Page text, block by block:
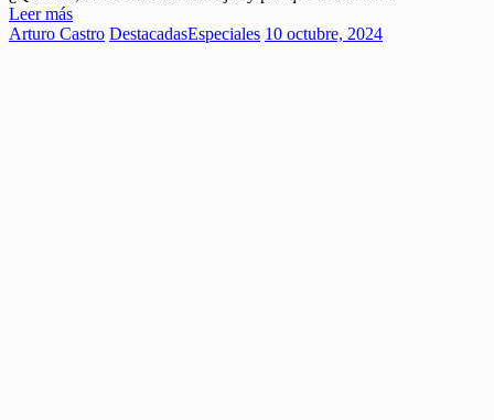
Leer más
Arturo Castro DestacadasEspeciales 10 octubre, 2024